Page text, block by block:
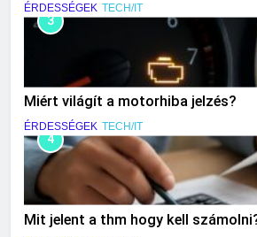
ÉRDESSÉGEK TECH/IT
3
Miért világít a motorhiba jelzés?
ÉRDESSÉGEK TECH/IT
4
Mit jelent a thm hogy kell